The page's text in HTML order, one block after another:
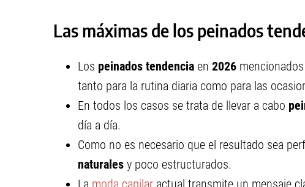
Las máximas de los peinados
Los peinados tendencia en 2026
tanto para la rutina diaria como para las
En todos los casos se trata de llevar a cabo
día a día.
Como no es necesario que el resultado sea
naturales y poco estructurados.
La moda capilar actual transmite un mensaje